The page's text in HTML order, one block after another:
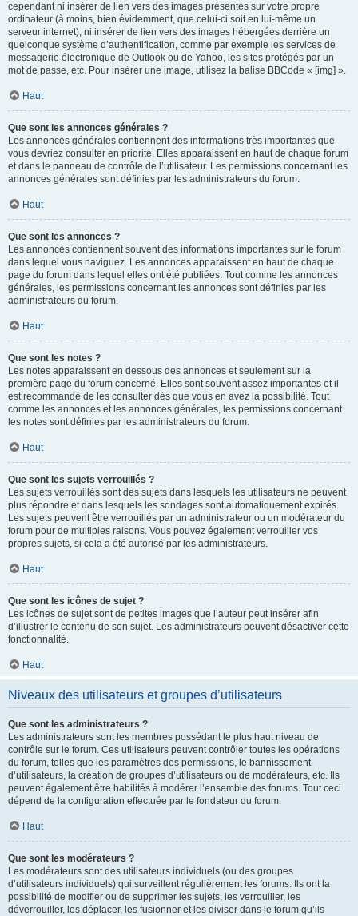
cependant ni insérer de lien vers des images présentes sur votre propre
ordinateur (à moins, bien évidemment, que celui-ci soit en lui-même un
serveur internet), ni insérer de lien vers des images hébergées derrière un
quelconque système d’authentification, comme par exemple les services de
messagerie électronique de Outlook ou de Yahoo, les sites protégés par un
mot de passe, etc. Pour insérer une image, utilisez la balise BBCode « [img] ».
Haut
Que sont les annonces générales ?
Les annonces générales contiennent des informations très importantes que
vous devriez consulter en priorité. Elles apparaissent en haut de chaque forum
et dans le panneau de contrôle de l’utilisateur. Les permissions concernant les
annonces générales sont définies par les administrateurs du forum.
Haut
Que sont les annonces ?
Les annonces contiennent souvent des informations importantes sur le forum
dans lequel vous naviguez. Les annonces apparaissent en haut de chaque
page du forum dans lequel elles ont été publiées. Tout comme les annonces
générales, les permissions concernant les annonces sont définies par les
administrateurs du forum.
Haut
Que sont les notes ?
Les notes apparaissent en dessous des annonces et seulement sur la
première page du forum concerné. Elles sont souvent assez importantes et il
est recommandé de les consulter dès que vous en avez la possibilité. Tout
comme les annonces et les annonces générales, les permissions concernant
les notes sont définies par les administrateurs du forum.
Haut
Que sont les sujets verrouillés ?
Les sujets verrouillés sont des sujets dans lesquels les utilisateurs ne peuvent
plus répondre et dans lesquels les sondages sont automatiquement expirés.
Les sujets peuvent être verrouillés par un administrateur ou un modérateur du
forum pour de multiples raisons. Vous pouvez également verrouiller vos
propres sujets, si cela a été autorisé par les administrateurs.
Haut
Que sont les icônes de sujet ?
Les icônes de sujet sont de petites images que l’auteur peut insérer afin
d’illustrer le contenu de son sujet. Les administrateurs peuvent désactiver cette
fonctionnalité.
Haut
Niveaux des utilisateurs et groupes d’utilisateurs
Que sont les administrateurs ?
Les administrateurs sont les membres possédant le plus haut niveau de
contrôle sur le forum. Ces utilisateurs peuvent contrôler toutes les opérations
du forum, telles que les paramètres des permissions, le bannissement
d’utilisateurs, la création de groupes d’utilisateurs ou de modérateurs, etc. Ils
peuvent également être habilités à modérer l’ensemble des forums. Tout ceci
dépend de la configuration effectuée par le fondateur du forum.
Haut
Que sont les modérateurs ?
Les modérateurs sont des utilisateurs individuels (ou des groupes
d’utilisateurs individuels) qui surveillent régulièrement les forums. Ils ont la
possibilité de modifier ou de supprimer les sujets, les verrouiller, les
déverrouiller, les déplacer, les fusionner et les diviser dans le forum qu’ils